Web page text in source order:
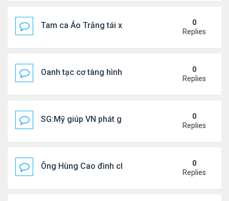
Tam ca Áo Trắng tái xuất trên sân khấu
0
Replies
Oanh tạc cơ tàng hình đáng sợ nhất thế giới
0
Replies
SG:Mỹ giúp VN phát giác xưởng sản xuất giày
0
Replies
Ông Hùng Cao đình chỉ công tác quan chức 'nói
0
Replies